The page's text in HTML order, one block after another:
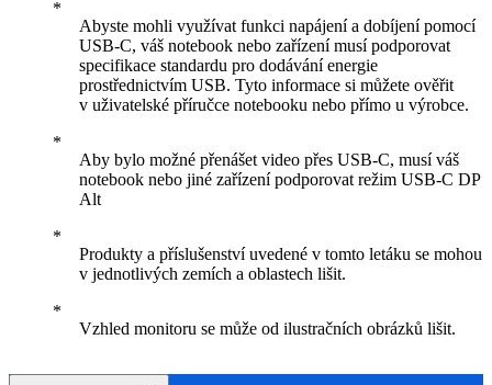
Abyste mohli využívat funkci napájení a dobíjení pomocí
USB-C, váš notebook nebo zařízení musí podporovat
specifikace standardu pro dodávání energie
prostřednictvím USB. Tyto informace si můžete ověřit
v uživatelské příručce notebooku nebo přímo u výrobce.
Aby bylo možné přenášet video přes USB-C, musí váš
notebook nebo jiné zařízení podporovat režim USB-C DP
Alt
Produkty a příslušenství uvedené v tomto letáku se mohou
v jednotlivých zemích a oblastech lišit.
Vzhled monitoru se může od ilustračních obrázků lišit.